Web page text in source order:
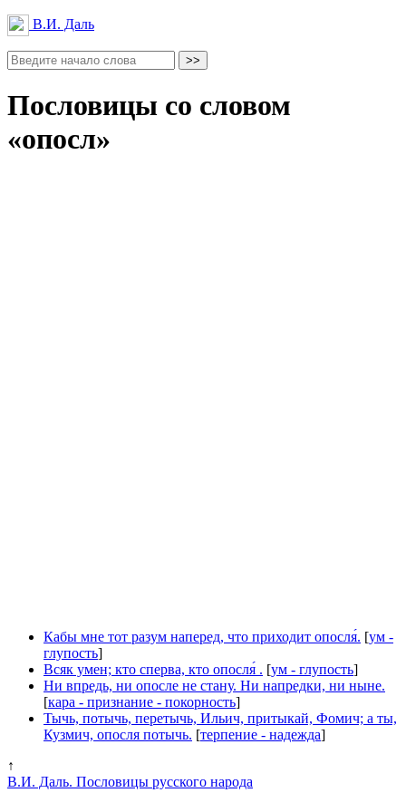
В.И. Даль
Пословицы со словом
«опосл»
Кабы мне тот разум наперед, что приходит опосля́. [ум -
глупость]
Всяк умен; кто сперва, кто опосля́ . [ум - глупость]
Ни впредь, ни опосле не стану. Ни напредки, ни ныне.
[кара - признание - покорность]
Тычь, потычь, перетычь, Ильич, притыкай, Фомич; а ты,
Кузмич, опосля потычь. [терпение - надежда]
↑
В.И. Даль. Пословицы русского народа